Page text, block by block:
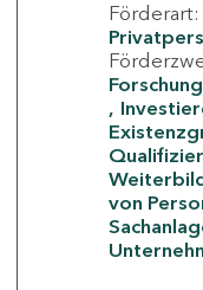
Förderart:
von